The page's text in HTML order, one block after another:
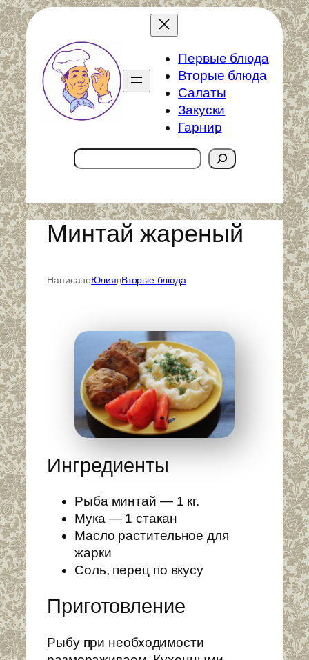
Перейти
к
содержимому
Первые блюда
Вторые блюда
Салаты
Закуски
Гарнир
Поиск
Минтай жареный
НаписаноЮлиявВторые блюда
Ингредиенты
Рыба минтай — 1 кг.
Мука — 1 стакан
Масло растительное для
жарки
Соль, перец по вкусу
Приготовление
Рыбу при необходимости